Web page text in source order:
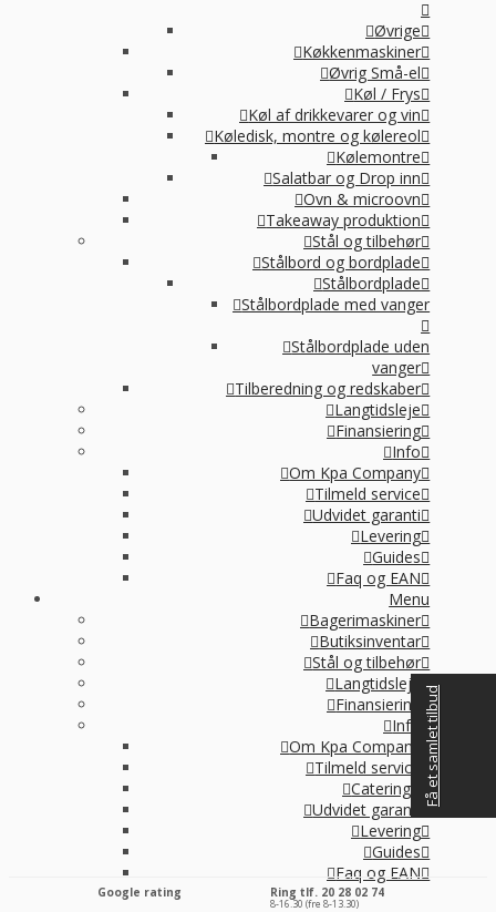
Øvrige
Køkkenmaskiner
Øvrig Små-el
Køl / Frys
Køl af drikkevarer og vin
Køledisk, montre og kølereol
Kølemontre
Salatbar og Drop inn
Ovn & microovn
Takeaway produktion
Stål og tilbehør
Stålbord og bordplade
Stålbordplade
Stålbordplade med vanger
Stålbordplade uden
vanger
Tilberedning og redskaber
Langtidsleje
Finansiering
Info
Om Kpa Company
Tilmeld service
Udvidet garanti
Levering
Guides
Faq og EAN
Menu
Bagerimaskiner
Butiksinventar
Stål og tilbehør
Langtidsleje
Finansiering
Info
Om Kpa Company
Tilmeld service
Catering+
Udvidet garanti
Levering
Guides
Faq og EAN
Google rating Ring tlf. 20 28 02 74
8-16.30 (fre 8-13.30)
Få et samlet tilbud